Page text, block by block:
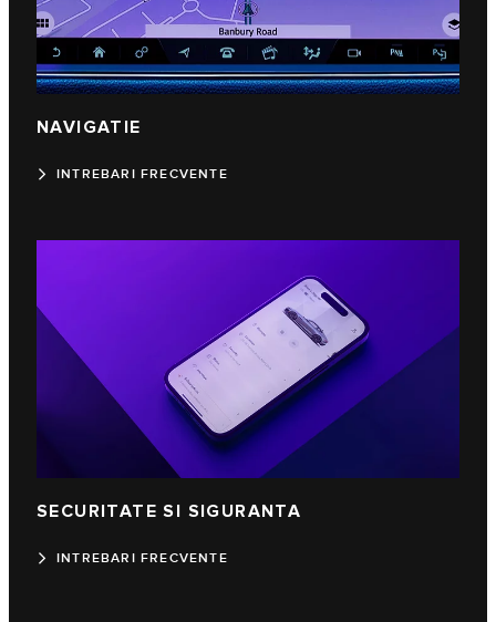
NAVIGATIE
INTREBARI FRECVENTE
SECURITATE SI SIGURANTA
INTREBARI FRECVENTE